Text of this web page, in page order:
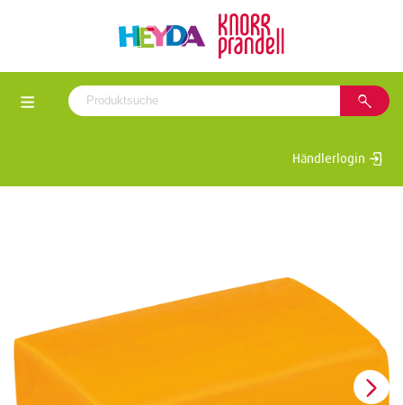
Händlerlogin